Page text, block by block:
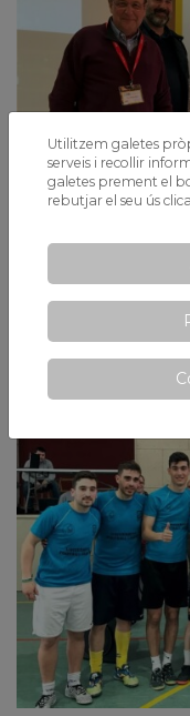
Assistim a la
El lema: La inclusió
Utilitzem galetes
serveis i recollir
galetes prement el
rebutjar el seu ús